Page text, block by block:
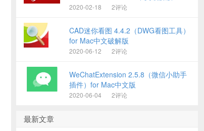
2020-02-18 2评论
CAD迷你看图 4.4.2（DWG看图工具）
for Mac中文破解版
2020-06-12 2评论
WeChatExtension 2.5.8（微信小助手
插件）for Mac中文版
2020-06-04 2评论
最新文章